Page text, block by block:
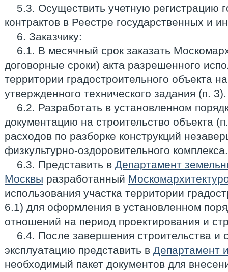
5.3. Осуществить учетную регистрацию
контрактов в Реестре государственных и
6. Заказчику:
6.1. В месячный срок заказать
договорные сроки) акта разрешенного
территории градостроительного объекта
утвержденного технического задания (п. 3).
6.2. Разработать в установленном
документацию на строительство объекта
расходов по разборке конструкций
физкультурно-оздоровительного комплекса.
6.3. Представить в Департамент
Москвы разработанный
использования участка территории
6.1) для оформления в установленном
отношений на период проектирования и
6.4. После завершения строительства и
эксплуатацию представить в Департамент
необходимый пакет документов для